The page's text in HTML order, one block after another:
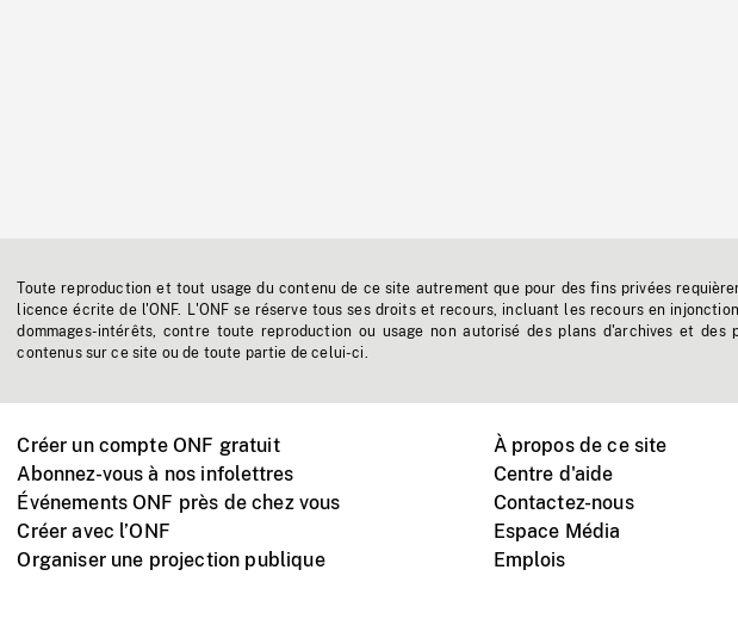
Toute reproduction et tout usage du contenu de ce site autrement que pour des fins privées
licence écrite de l'ONF. L'ONF se réserve tous ses droits et recours, incluant les recours en
dommages-intérêts, contre toute reproduction ou usage non autorisé des plans d'archives et des
contenus sur ce site ou de toute partie de celui-ci.
Créer un compte ONF gratuit
Abonnez-vous à nos infolettres
Événements ONF près de chez vous
Créer avec l’ONF
Organiser une projection publique
À propos de ce site
Centre d'aide
Contactez-nous
Espace Média
Emplois